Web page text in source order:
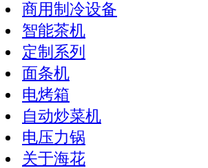
商用制冷设备
智能茶机
定制系列
面条机
电烤箱
自动炒菜机
电压力锅
关于海花